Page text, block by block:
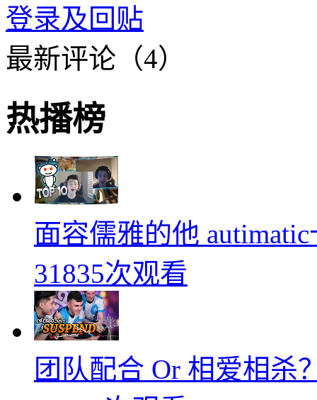
登录及回贴
最新评论（4）
热播榜
面容儒雅的他
31835次观看
团队配合 Or 相爱相杀